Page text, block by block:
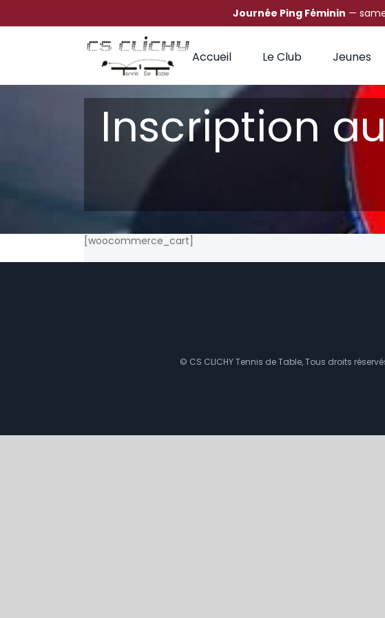
Accueil Le Club Jeunes
Inscription au
[woocommerce_cart]
© CS CLICHY Tennis de Table, Tous droits
Journée Ping Féminin —